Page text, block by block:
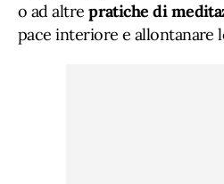
o ad altrepratiche di
pace interiore e allontanare